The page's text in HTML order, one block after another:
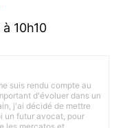
10h10
suis rendu compte au
d'évoluer dans un
j'ai décidé de mettre
un futur avocat, pour